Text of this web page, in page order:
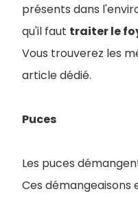
présents dans
qu'il faut traiter le
Vous trouverez les
article dédié.
Puces
Les puces
Ces